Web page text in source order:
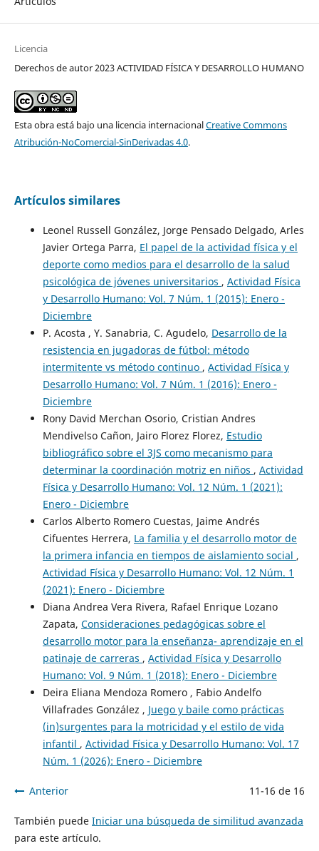
Licencia
Derechos de autor 2023 ACTIVIDAD FÍSICA Y DESARROLLO HUMANO
Esta obra está bajo una licencia internacionalCreative Commons
Atribución-NoComercial-SinDerivadas 4.0.
Artículos similares
Leonel Russell González, Jorge Pensado Delgado, Arles
Javier Ortega Parra, El papel de la actividad física y el
deporte como medios para el desarrollo de la salud
psicológica de jóvenes universitarios , Actividad Física
y Desarrollo Humano: Vol. 7 Núm. 1 (2015): Enero -
Diciembre
P. Acosta , Y. Sanabria, C. Agudelo, Desarrollo de la
resistencia en jugadoras de fútbol: método
intermitente vs método continuo , Actividad Física y
Desarrollo Humano: Vol. 7 Núm. 1 (2016): Enero -
Diciembre
Rony David Merchan Osorio, Cristian Andres
Mendivelso Cañon, Jairo Florez Florez, Estudio
bibliográfico sobre el 3JS como mecanismo para
determinar la coordinación motriz en niños , Actividad
Física y Desarrollo Humano: Vol. 12 Núm. 1 (2021):
Enero - Diciembre
Carlos Alberto Romero Cuestas, Jaime Andrés
Cifuentes Herrera, La familia y el desarrollo motor de
la primera infancia en tiempos de aislamiento social ,
Actividad Física y Desarrollo Humano: Vol. 12 Núm. 1
(2021): Enero - Diciembre
Diana Andrea Vera Rivera, Rafael Enrique Lozano
Zapata, Consideraciones pedagógicas sobre el
desarrollo motor para la enseñanza- aprendizaje en el
patinaje de carreras , Actividad Física y Desarrollo
Humano: Vol. 9 Núm. 1 (2018): Enero - Diciembre
Deira Eliana Mendoza Romero , Fabio Andelfo
Villafrades González , Juego y baile como prácticas
(in)surgentes para la motricidad y el estilo de vida
infantil , Actividad Física y Desarrollo Humano: Vol. 17
Núm. 1 (2026): Enero - Diciembre
Anterior 11-16 de 16
También puede Iniciar una búsqueda de similitud avanzada
para este artículo.